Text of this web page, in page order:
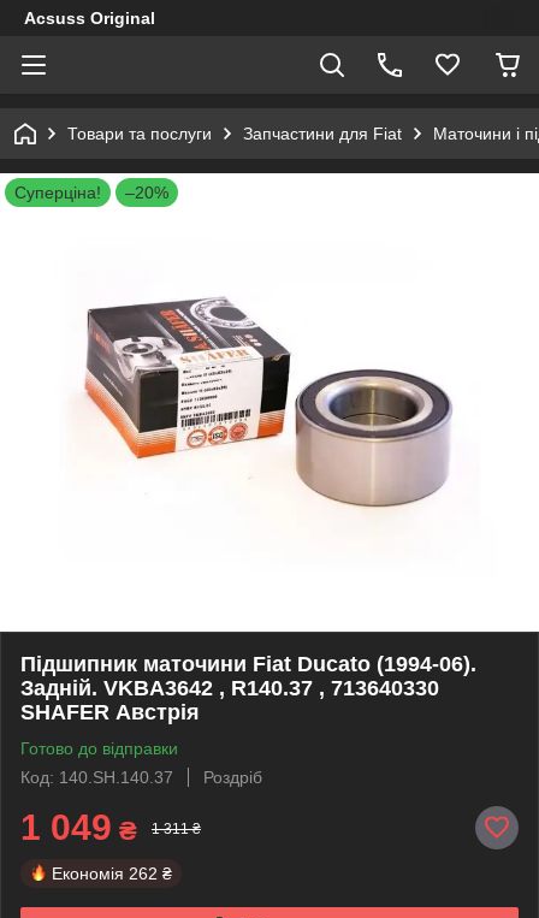
Acsuss Original
Товари та послуги Запчастини для Fiat Маточини і
Суперціна! –20%
Підшипник маточини Fiat Ducato (1994-06).
Задній. VKBA3642 , R140.37 , 713640330
SHAFER Австрія
Готово до відправки
Код: 140.SH.140.37
Роздріб
1 049 ₴ 1 311 ₴
Економія 262 ₴